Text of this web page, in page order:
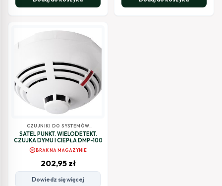
CZUJNIKI DO SYSTEMÓW
SYGNALIZACJI POŻAROWEJ
SATEL PUNKT. WIELODETEKT.
CZUJKA DYMU I CIEPŁA DMP-100
cancelBRAK NA MAGAZYNIE
202,95 zł
Dowiedz się więcej